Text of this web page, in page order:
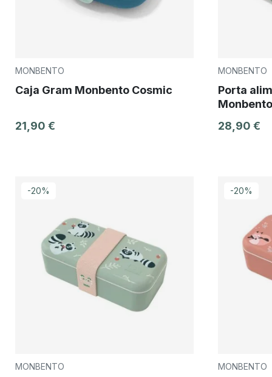
MONBENTO
Caja Gram Monbento Cosmic
21,90 €
MONBENTO
Porta
28,90 €
-20%
MONBENTO
-20%
MONBENTO